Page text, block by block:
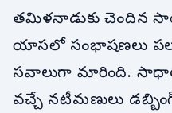
తమిళనాడుకు చెందిన
యాసలో సంభాషణలు
సవాలుగా మారింది.
వచ్చే నటీమణులు